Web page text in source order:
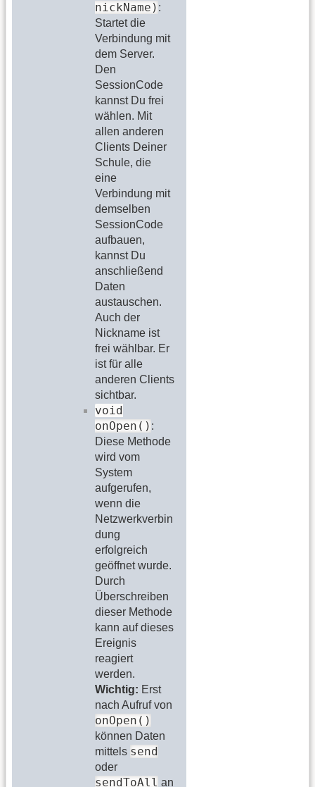
nickName) :
Startet die
Verbindung mit
dem Server.
Den
SessionCode
kannst Du frei
wählen. Mit
allen anderen
Clients Deiner
Schule, die
eine
Verbindung mit
demselben
SessionCode
aufbauen,
kannst Du
anschließend
Daten
austauschen.
Auch der
Nickname ist
frei wählbar. Er
ist für alle
anderen Clients
sichtbar.
void
onOpen() :
Diese Methode
wird vom
System
aufgerufen,
wenn die
Netzwerkverbin
dung
erfolgreich
geöffnet wurde.
Durch
Überschreiben
dieser Methode
kann auf dieses
Ereignis
reagiert
werden.
Wichtig: Erst
nach Aufruf von
onOpen()
können Daten
mittels send
oder
sendToAll an